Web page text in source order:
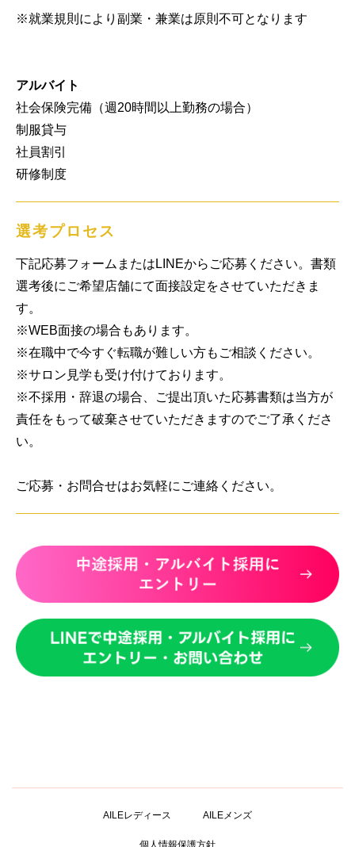
※就業規則により副業・兼業は原則不可となります
アルバイト
社会保険完備（週20時間以上勤務の場合）
制服貸与
社員割引
研修制度
選考プロセス
下記応募フォームまたはLINEからご応募ください。書類
選考後にご希望店舗にて面接設定をさせていただきま
す。
※WEB面接の場合もあります。
※在職中で今すぐ転職が難しい方もご相談ください。
※サロン見学も受け付けております。
※不採用・辞退の場合、ご提出頂いた応募書類は当方が
責任をもって破棄させていただきますのでご了承くださ
い。
ご応募・お問合せはお気軽にご連絡ください。
AILEレディース AILEメンズ
個人情報保護方針